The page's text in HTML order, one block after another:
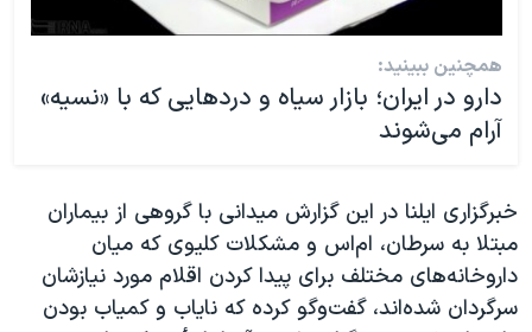
همچنین ببینید:
دارو در ایران؛ بازار سیاه و دردهایی که با «نسیه»
آرام می‌شوند
خبرگزاری ایلنا در این گزارش میدانی با گروهی از بیماران
مبتلا به سرطان، ام‌اس و مشکلات کلیوی که میان
داروخانه‌های مختلف برای پیدا کردن اقلام مورد نیازشان
سرگردان شده‌اند، گفت‌وگو کرده که نایاب و کمیاب بودن